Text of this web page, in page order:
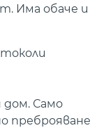
Има обаче и
дом. Само